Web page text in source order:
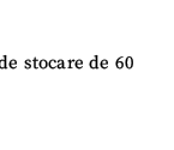
stocare de 60